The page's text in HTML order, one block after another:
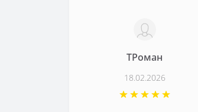
ТРоман
18.02.2026